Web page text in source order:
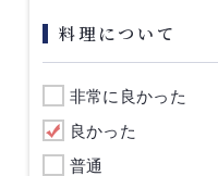
料理について
非常に良かった
良かった
普通